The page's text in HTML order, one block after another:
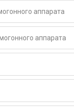
аппарата
аппарата